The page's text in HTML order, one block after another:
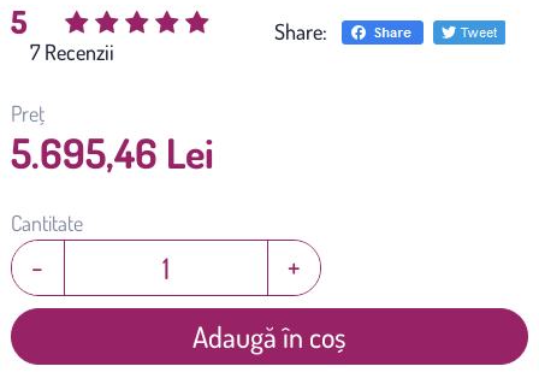
5
7
Share:
Preț
5.695,46 Lei
Cantitate
+
-
Adaugă în coș